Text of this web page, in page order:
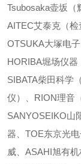
Tsubosaka壶坂（
AITEC艾泰克（检
OTSUKA大塚电
HORIBA堀场仪器
SIBATA柴田科学
仪）、RION理音
SANYOSEIKO山
器、TOE东京光
威、ASAHI旭有